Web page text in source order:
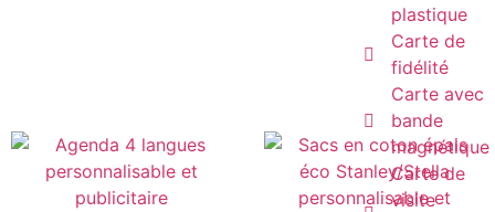
plastique
Carte de
fidélité
Carte avec
bande
magnétique
Carte de
visite